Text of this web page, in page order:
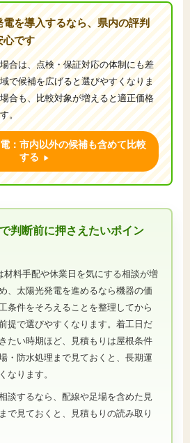
を導入するなら、県内の評判
心です
合は、点検・保証対応の体制にも差
で候補を広げると選びやすくなりま
合も、比較対象が増えると適正価格
。
：市内以外の候補も含めて比較
する
判断前に押さえたいポイン
料手配や休業日を気にする相談が増
、太陽光発電を進めるなら機器の価
条件をそろえることを整理してから
提で選びやすくなります。着工日だ
たい時期ほど、見積もりは屋根条件
・防水処理まで見ておくと、長期運
なります。
談するなら、配線や足場を含めた見
で見ておくと、見積もりの読み取り